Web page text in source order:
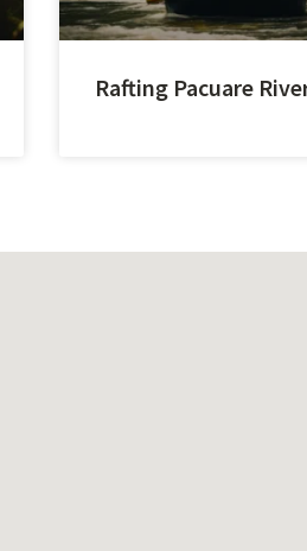
Rafting Pacuare